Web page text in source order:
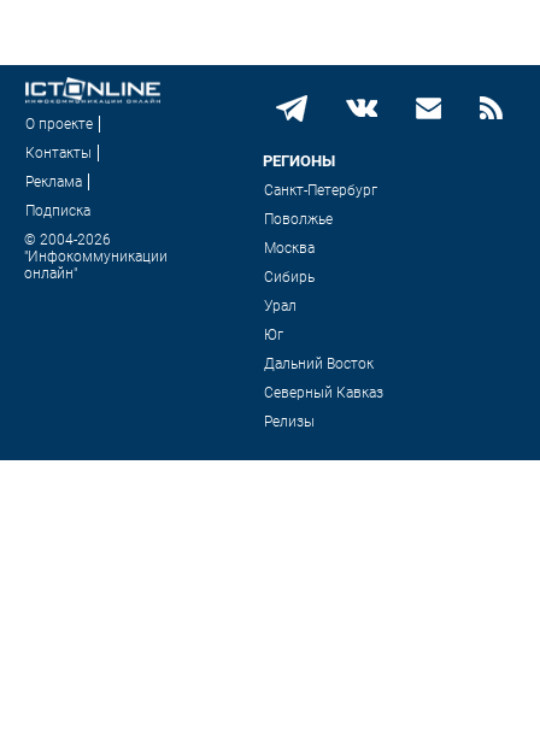
О проекте
Контакты
Реклама
Подписка
© 2004-2026
"Инфокоммуникации
онлайн"
РЕГИОНЫ
Санкт-Петербург
Поволжье
Москва
Сибирь
Урал
Юг
Дальний Восток
Северный Кавказ
Релизы